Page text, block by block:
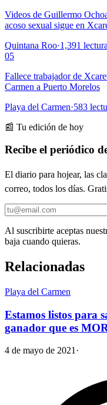
Videos de Guillermo
acoso sexual sigue en
Quintana Roo·1,391
05
Fallece trabajador de
Carmen a Puerto Morelos
Playa del Carmen·583
📰 Tu edición de hoy
Recibe el periódico
El diario para hojear, las
correo, todos los días.
Al suscribirte aceptas
baja cuando quieras.
Relacionadas
Playa del Carmen
Estamos listos para
ganador que es
4 de mayo de 2021 ·